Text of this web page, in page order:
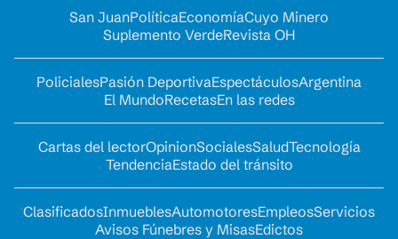
San JuanPolíticaEconomíaCuyo Minero
Suplemento VerdeRevista OH
PolicialesPasión DeportivaEspectáculosArgentina
El MundoRecetasEn las redes
Cartas del lectorOpinionSocialesSaludTecnología
TendenciaEstado del tránsito
ClasificadosInmueblesAutomotoresEmpleosServicios
Avisos Fúnebres y MisasEdictos